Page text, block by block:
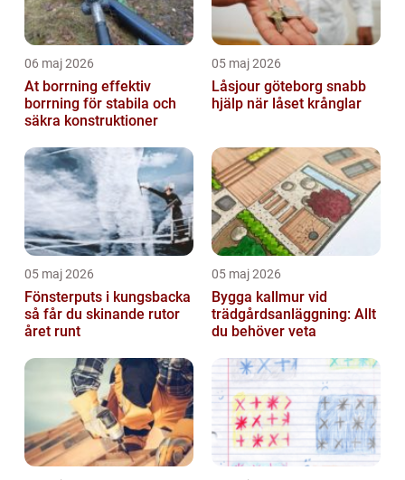
06 maj 2026
At borrning effektiv
borrning för stabila och
säkra konstruktioner
05 maj 2026
Låsjour göteborg snabb
hjälp när låset krånglar
05 maj 2026
Fönsterputs i kungsbacka
så får du skinande rutor
året runt
05 maj 2026
Bygga kallmur vid
trädgårdsanläggning: Allt
du behöver veta